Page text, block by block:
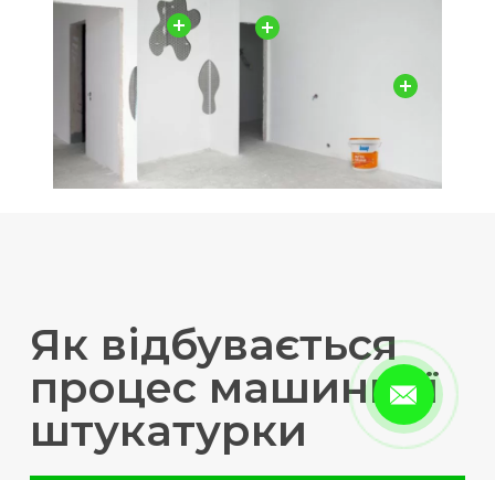
Як відбувається
процес машинної
штукатурки